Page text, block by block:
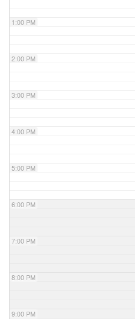
1:00 PM
2:00 PM
3:00 PM
4:00 PM
5:00 PM
6:00 PM
7:00 PM
8:00 PM
9:00 PM